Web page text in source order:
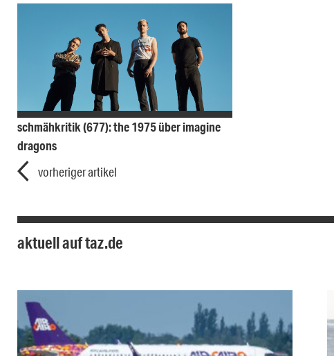
schmähkritik (677): the 1975 über imagine
dragons
vorheriger artikel
aktuell auf taz.de